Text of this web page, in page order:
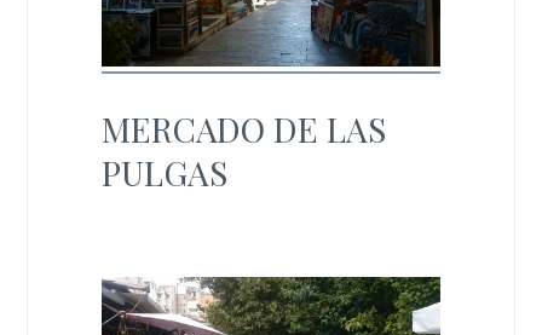
MERCADO DE LAS
PULGAS